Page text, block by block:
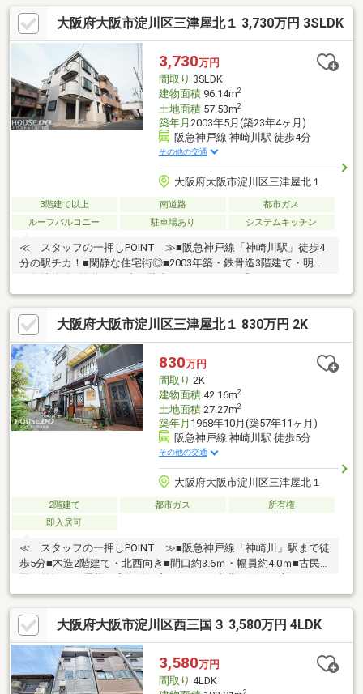
まで徒歩4分！■駐車スペースなし■弊社の特徴について・駐車場
完備。お車でのご来場も可能です。・キッズスペースもございま
すので、小さなお子様がいらっしゃるご家族もお気軽にご来場く
ださい。【営業日】定休日はございません。水曜日も営業してお
ります。【営業時間】10：00～19：00※上記時間はお電話が繋が
りやすくなっております。
大阪府大阪市淀川区三津屋北１ 3,730万円 3SLDK
3,730万円
間取り 3SLDK
建物面積96.14m2
土地面積57.53m2
築年月 2003年5月(築23年4ヶ月)
阪急神戸線 神崎川駅 徒歩4分
その他の交通
大阪府大阪市淀川区三津屋北１
3階建て以上 南道路
都市ガス
ルーフバルコニー
駐車場あり システムキッチン
≪ スタッフの一押しPOINT ≫■阪急神戸線「神崎川駅」徒歩4
分の駅チカ！■閑静な住宅街◎■2003年築・鉄骨造3階建て・明る
ニーから淀川花火大会鑑賞可能♪■明るく広々としたリビングは
17.5帖！■1階納戸も収納部屋として便利に使用できます■2026年3
月リフォーム済！■2026年3月バルコニー防水工事済！≪ 周辺環
境 ≫＼ スーパー・コンビニも近くて便利！ ／三津屋小学
校…徒歩3分美津島中学校…徒歩13分阪急オアシス…徒歩5分ロピア
新高店…徒歩10分セブンイレブン…徒歩2分スギ薬局…徒歩4分
大阪府大阪市淀川区三津屋北１ 830万円 2K
830万円
間取り 2K
建物面積42.16m2
土地面積27.27m2
築年月 1968年10月(築57年11ヶ月)
阪急神戸線 神崎川駅 徒歩5分
その他の交通
大阪府大阪市淀川区三津屋北１
2階建て 都市ガス
所有権
即入居可
≪ スタッフの一押しPOINT ≫■阪急神戸線「神崎川」駅まで徒
歩5分■木造2階建て・北西向き■間口約3.6ｍ・幅員約4.0ｍ■古民家
すすめです♪≫1階部分（店舗スペース）≫2階部分（和室・洋
室）≫キッチン・トイレあり■三津屋商店街から徒歩30秒の場所
にあります♪■周辺環境が充実した三津屋エリア≫徒歩5分圏内に
スーパー・コンビニ・ドラッグストアがあります≫小学校も近
く、ファミリー世帯が多い三津屋エリア≪周辺環境≫阪急オアシ
ス…徒歩8分ロピア新高…徒歩11分ローソン…徒歩4分セブンイレブ
ン…徒歩4分スギ薬局…徒歩5分
大阪府大阪市淀川区西三国３ 3,580万円 4LDK
3,580万円
間取り 4LDK